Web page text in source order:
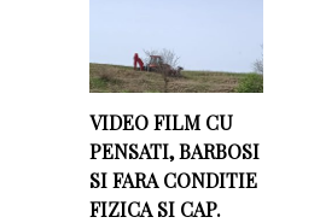
VIDEO FILM CU
PENSATI, BARBOSI
SI FARA CONDITIE
FIZICA SI CAP.